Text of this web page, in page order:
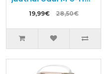
19,99€ 28,50€